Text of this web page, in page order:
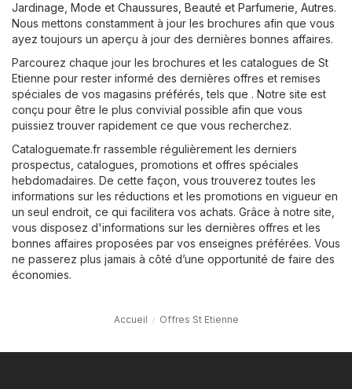
Jardinage Mode et Chaussures Beauté et Parfumerie Autres.
Nous mettons constamment à jour les brochures afin que vous
ayez toujours un aperçu à jour des dernières bonnes affaires.
Parcourez chaque jour les brochures et les catalogues de St
Etienne pour rester informé des dernières offres et remises
spéciales de vos magasins préférés, tels que . Notre site est
conçu pour être le plus convivial possible afin que vous
puissiez trouver rapidement ce que vous recherchez.
Cataloguemate.fr rassemble régulièrement les derniers
prospectus, catalogues, promotions et offres spéciales
hebdomadaires. De cette façon, vous trouverez toutes les
informations sur les réductions et les promotions en vigueur en
un seul endroit, ce qui facilitera vos achats. Grâce à notre site,
vous disposez d'informations sur les dernières offres et les
bonnes affaires proposées par vos enseignes préférées. Vous
ne passerez plus jamais à côté d’une opportunité de faire des
économies.
Accueil Offres St Etienne